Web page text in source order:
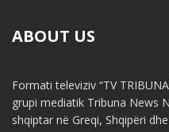
ABOUT US
Formati televiziv “TV
grupi mediatik Tribuna News
shqiptar në Greqi, Shqipëri